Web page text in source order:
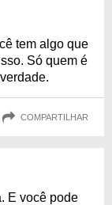
tem algo que
Só quem é
COMPARTILHAR
E você pode